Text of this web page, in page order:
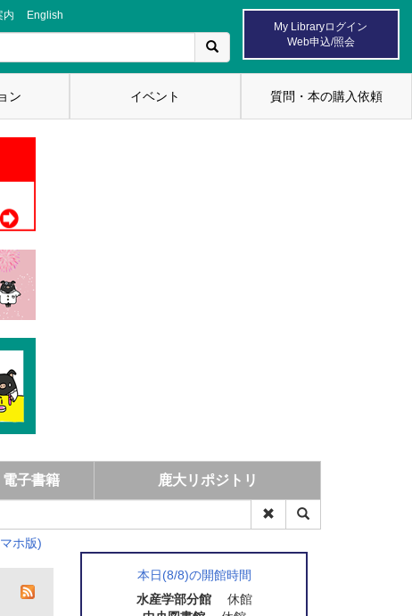
内
English
My Libraryログイン
Web申込/照会
ン イベント 質問・本の購入依頼
子書籍 鹿大リポジトリ
ホ版)
本日(8/8)の開館時間
水産学部分館
休館